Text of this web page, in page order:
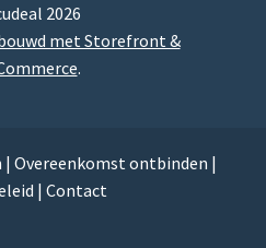
2026
met Storefront &
.
| Overeenkomst ontbinden |
| Contact